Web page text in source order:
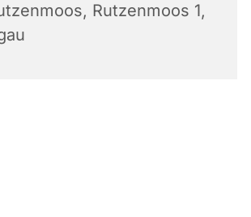
Rutzenmoos 1,